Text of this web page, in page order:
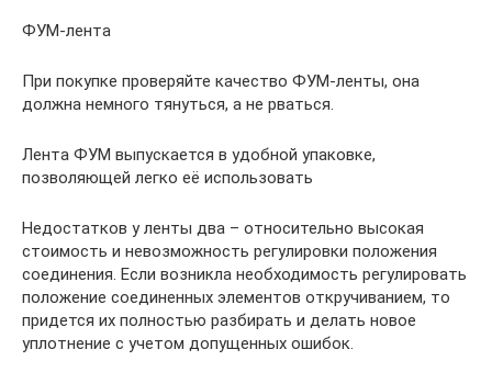
ФУМ-лента
При покупке проверяйте качество ФУМ-ленты, она
должна немного тянуться, а не рваться.
Лента ФУМ выпускается в удобной упаковке,
позволяющей легко её использовать
Недостатков у ленты два – относительно высокая
стоимость и невозможность регулировки положения
соединения. Если возникла необходимость регулировать
положение соединенных элементов откручиванием, то
придется их полностью разбирать и делать новое
уплотнение с учетом допущенных ошибок.